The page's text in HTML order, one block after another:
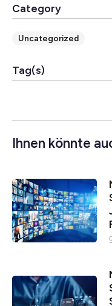
Category
Uncategorized
Tag(s)
Ihnen könnte